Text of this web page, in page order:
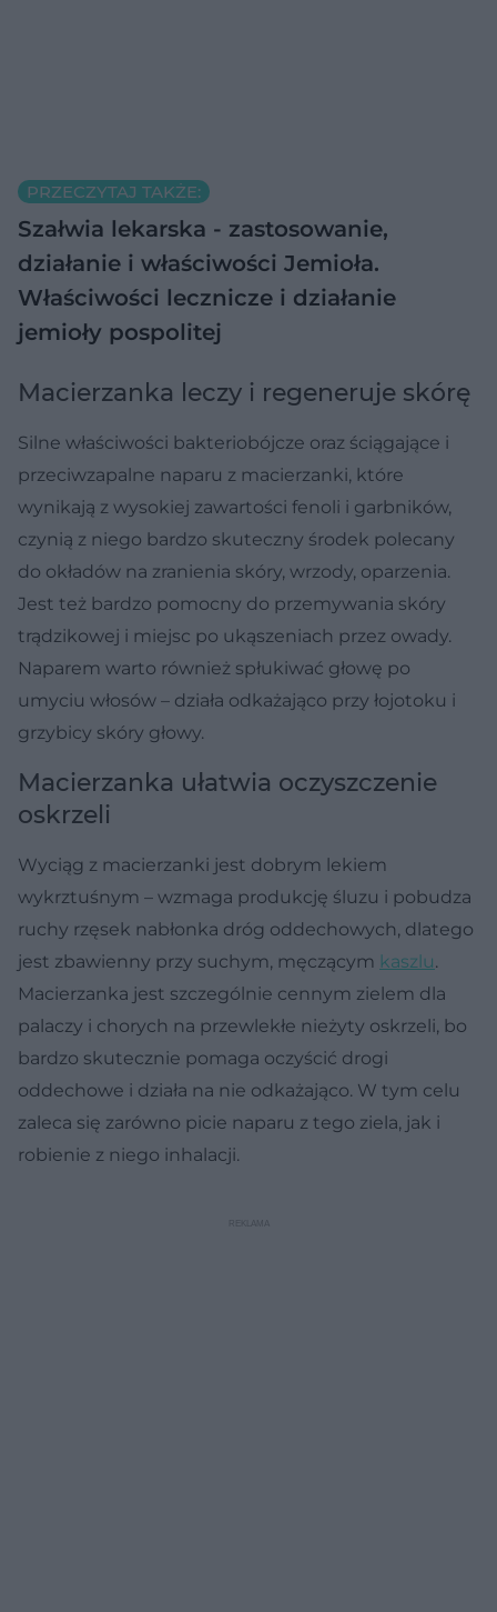
PRZECZYTAJ TAKŻE:
Szałwia lekarska - zastosowanie,
działanie i właściwości Jemioła.
Właściwości lecznicze i działanie
jemioły pospolitej
Macierzanka leczy i regeneruje skórę
Silne właściwości bakteriobójcze oraz ściągające i
przeciwzapalne naparu z macierzanki, które
wynikają z wysokiej zawartości fenoli i garbników,
czynią z niego bardzo skuteczny środek polecany
do okładów na zranienia skóry, wrzody, oparzenia.
Jest też bardzo pomocny do przemywania skóry
trądzikowej i miejsc po ukąszeniach przez owady.
Naparem warto również spłukiwać głowę po
umyciu włosów – działa odkażająco przy łojotoku i
grzybicy skóry głowy.
Macierzanka ułatwia oczyszczenie
oskrzeli
Wyciąg z macierzanki jest dobrym lekiem
wykrztuśnym – wzmaga produkcję śluzu i pobudza
ruchy rzęsek nabłonka dróg oddechowych, dlatego
jest zbawienny przy suchym, męczącym kaszlu.
Macierzanka jest szczególnie cennym zielem dla
palaczy i chorych na przewlekłe nieżyty oskrzeli, bo
bardzo skutecznie pomaga oczyścić drogi
oddechowe i działa na nie odkażająco. W tym celu
zaleca się zarówno picie naparu z tego ziela, jak i
robienie z niego inhalacji.